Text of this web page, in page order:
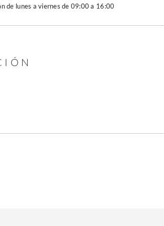
de lunes a viernes de 09:00 a 16:00